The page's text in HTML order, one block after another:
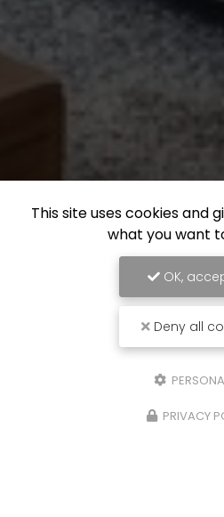
This site uses cookies and
what you want
OK,
Deny all
PRIVACY